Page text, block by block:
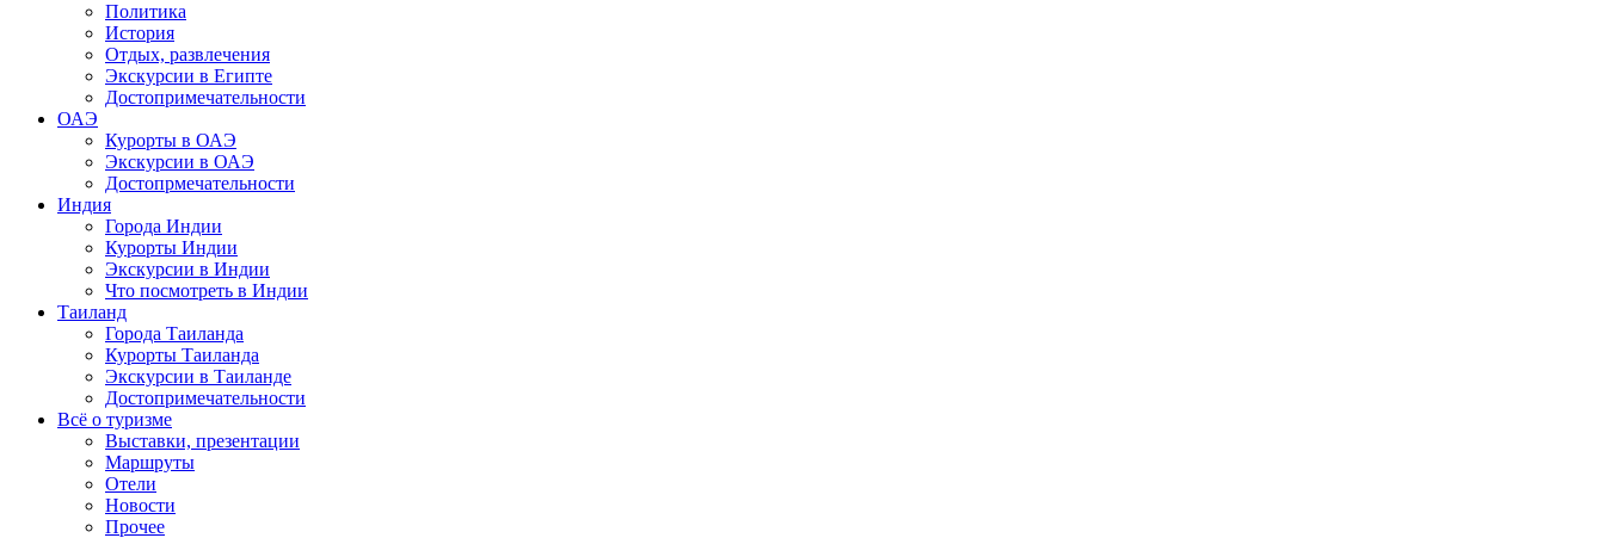
Политика
История
Отдых, развлечения
Экскурсии в Египте
Достопримечательности
ОАЭ
Курорты в ОАЭ
Экскурсии в ОАЭ
Достопрмечательности
Индия
Города Индии
Курорты Индии
Экскурсии в Индии
Что посмотреть в Индии
Таиланд
Города Таиланда
Курорты Таиланда
Экскурсии в Таиланде
Достопримечательности
Всё о туризме
Выставки, презентации
Маршруты
Отели
Новости
Прочее